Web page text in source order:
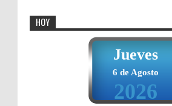
HOY
Jueves
6 de Agosto
2026